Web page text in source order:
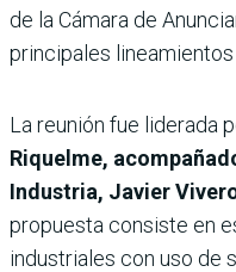
de la Cámara de
principales lineamientos
La reunión fue liderada
Riquelme,
Industria, Javier
propuesta consiste en
industriales con uso de